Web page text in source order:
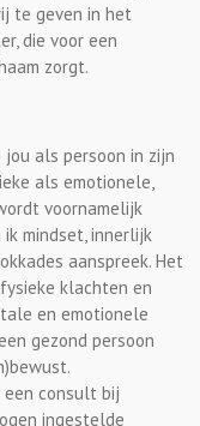
te geven in het
die voor een
zorgt.
als persoon in zijn
als emotionele,
voornamelijk
mindset, innerlijk
aanspreek. Het
klachten en
en emotionele
gezond persoon
consult bij
ingestelde